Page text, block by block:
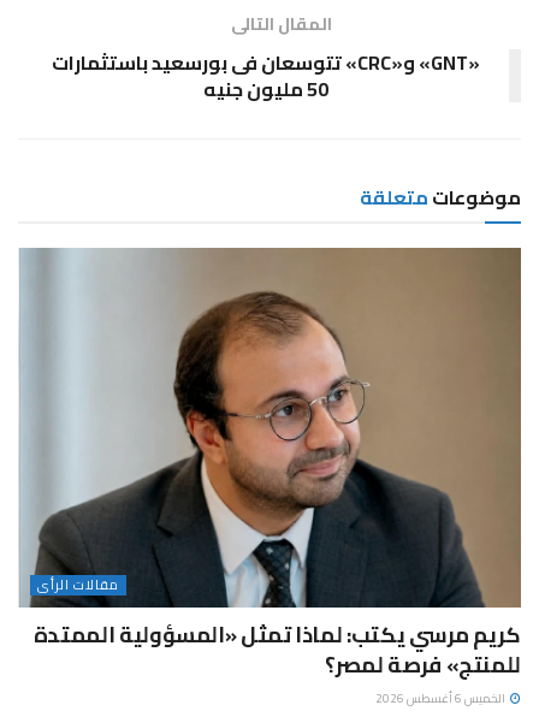
المقال التالى
«GNT» و«CRC» تتوسعان فى بورسعيد باستثمارات
50 مليون جنيه
موضوعاتمتعلقة
مقالات الرأى
كريم مرسي يكتب: لماذا تمثل «المسؤولية الممتدة
للمنتج» فرصة لمصر؟
الخميس 6 أغسطس 2026